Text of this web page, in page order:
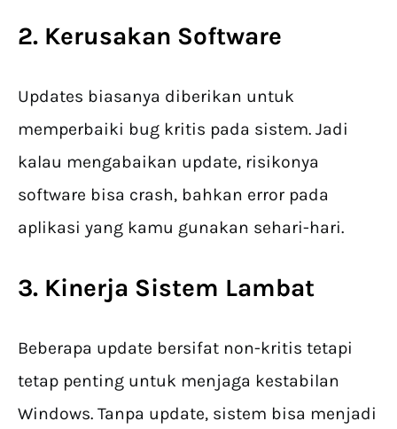
2. Kerusakan Software
Updates biasanya diberikan untuk
memperbaiki bug kritis pada sistem. Jadi
kalau mengabaikan update, risikonya
software bisa crash, bahkan error pada
aplikasi yang kamu gunakan sehari-hari.
3. Kinerja Sistem Lambat
Beberapa update bersifat non-kritis tetapi
tetap penting untuk menjaga kestabilan
Windows. Tanpa update, sistem bisa menjadi